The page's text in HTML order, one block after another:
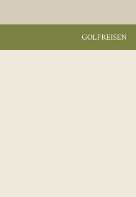
GOLFREISEN